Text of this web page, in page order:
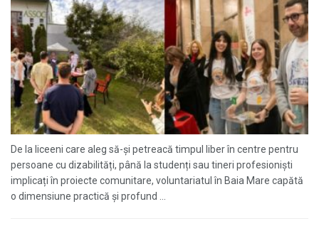
De la liceeni care aleg să-și petreacă timpul liber în centre pentru
persoane cu dizabilități, până la studenți sau tineri profesioniști
implicați în proiecte comunitare, voluntariatul în Baia Mare capătă
o dimensiune practică și profund ...